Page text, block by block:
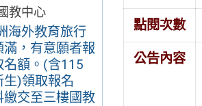
教中心
海外教育旅行
，有意願者報
名額。(含115
)領取報名
繳交至三樓國教
點閱次數
公告內容